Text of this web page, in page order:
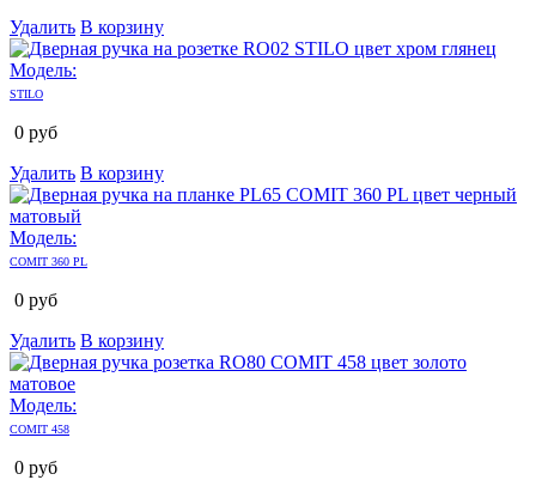
Удалить В корзину
Модель:
STILO
0 руб
Удалить В корзину
Модель:
COMIT 360 PL
0 руб
Удалить В корзину
Модель:
COMIT 458
0 руб